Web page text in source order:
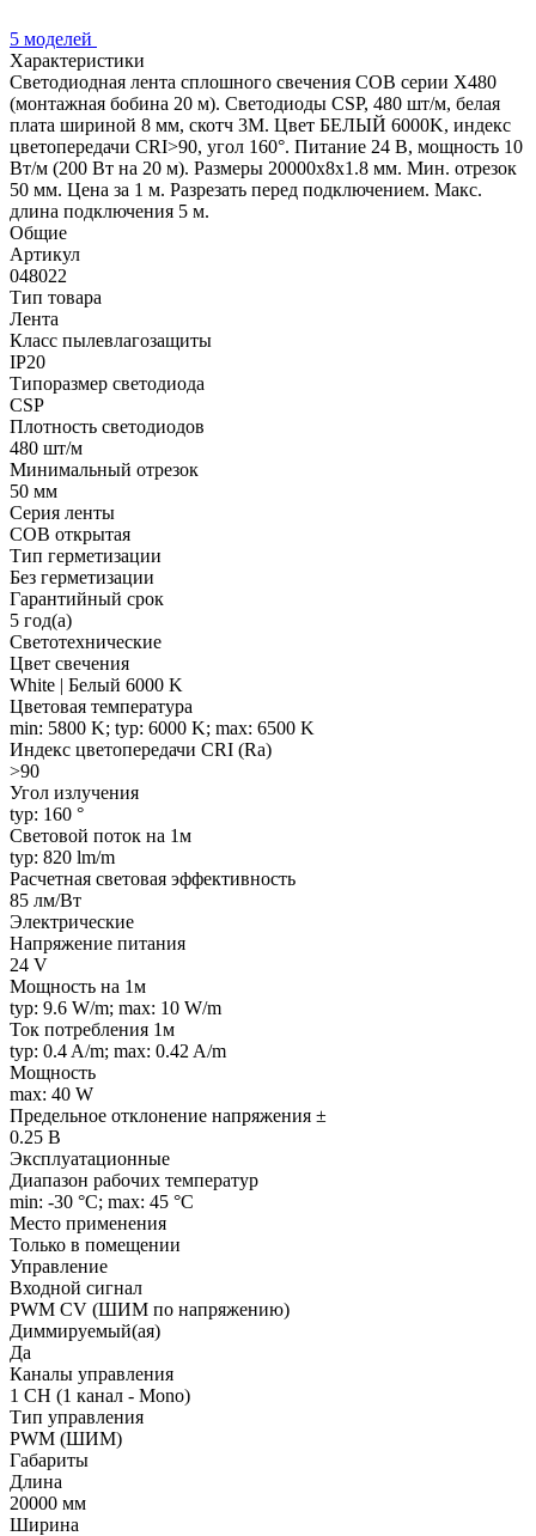
5 моделей
Характеристики
Светодиодная лента сплошного свечения COB серии X480
(монтажная бобина 20 м). Светодиоды CSP, 480 шт/м, белая
плата шириной 8 мм, скотч 3M. Цвет БЕЛЫЙ 6000K, индекс
цветопередачи CRI>90, угол 160°. Питание 24 В, мощность 10
Вт/м (200 Вт на 20 м). Размеры 20000х8х1.8 мм. Мин. отрезок
50 мм. Цена за 1 м. Разрезать перед подключением. Макс.
длина подключения 5 м.
Общие
Артикул
048022
Тип товара
Лента
Класс пылевлагозащиты
IP20
Типоразмер светодиода
CSP
Плотность светодиодов
480 шт/м
Минимальный отрезок
50 мм
Серия ленты
COB открытая
Тип герметизации
Без герметизации
Гарантийный срок
5 год(а)
Светотехнические
Цвет свечения
White | Белый 6000 K
Цветовая температура
min: 5800 K; typ: 6000 K; max: 6500 K
Индекс цветопередачи CRI (Ra)
>90
Угол излучения
typ: 160 °
Световой поток на 1м
typ: 820 lm/m
Расчетная световая эффективность
85 лм/Вт
Электрические
Напряжение питания
24 V
Мощность на 1м
typ: 9.6 W/m; max: 10 W/m
Ток потребления 1м
typ: 0.4 A/m; max: 0.42 A/m
Мощность
max: 40 W
Предельное отклонение напряжения ±
0.25 В
Эксплуатационные
Диапазон рабочих температур
min: -30 °C; max: 45 °C
Место применения
Только в помещении
Управление
Входной сигнал
PWM СV (ШИМ по напряжению)
Диммируемый(ая)
Да
Каналы управления
1 CH (1 канал - Mono)
Тип управления
PWM (ШИМ)
Габариты
Длина
20000 мм
Ширина